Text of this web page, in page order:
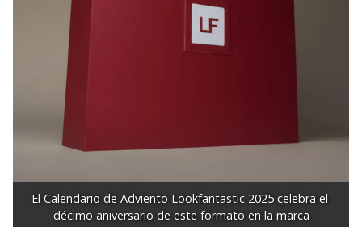
El Calendario de Adviento Lookfantastic 2025 celebra el
décimo aniversario de este formato en la marca